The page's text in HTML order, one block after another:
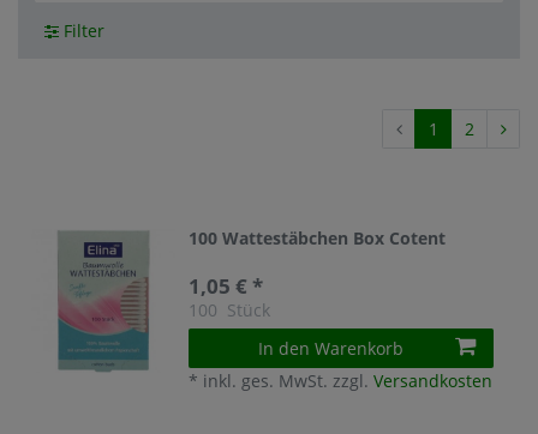
Filter
1 2
100 Wattestäbchen Box Cotent
1,05 € *
100 Stück
In den Warenkorb
* inkl. ges. MwSt. zzgl.Versandkosten